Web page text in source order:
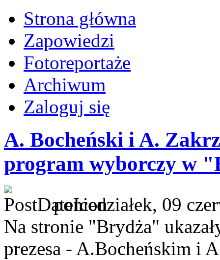
Strona główna
Zapowiedzi
Fotoreportaże
Archiwum
Zaloguj się
A. Bocheński i A.
program wyborczy w
poniedziałek, 09
Na stronie "Brydża"
prezesa - A.Bocheńskim i